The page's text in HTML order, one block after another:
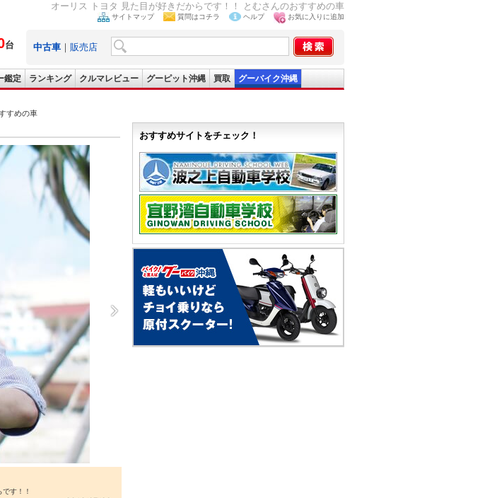
オーリス トヨタ 見た目が好きだからです！！ とむさんのおすすめの車
台
サイトマップ 質問はコチラ ヘルプ お気に入りに追加
中古車 ｜ 販売店
鑑定 ランキング クルマレビュー グーピット沖縄 買取 グーバイク沖縄
すめの車
す！！
おすすめサイトをチェック！